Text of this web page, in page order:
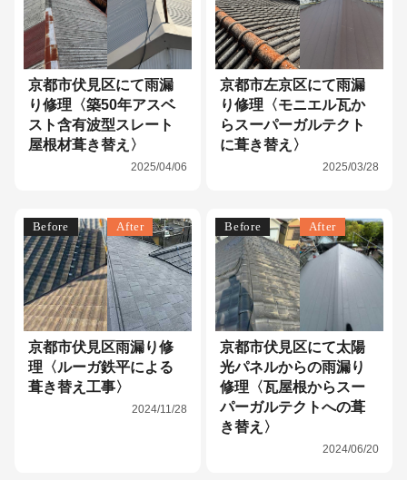
京都市伏見区にて雨漏
り修理〈築50年アスベ
スト含有波型スレート
屋根材葺き替え〉
2025/04/06
京都市左京区にて雨漏
り修理〈モニエル瓦か
らスーパーガルテクト
に葺き替え〉
2025/03/28
Before After
京都市伏見区雨漏り修
理〈ルーガ鉄平による
葺き替え工事〉
2024/11/28
Before After
京都市伏見区にて太陽
光パネルからの雨漏り
修理〈瓦屋根からスー
パーガルテクトへの葺
き替え〉
2024/06/20